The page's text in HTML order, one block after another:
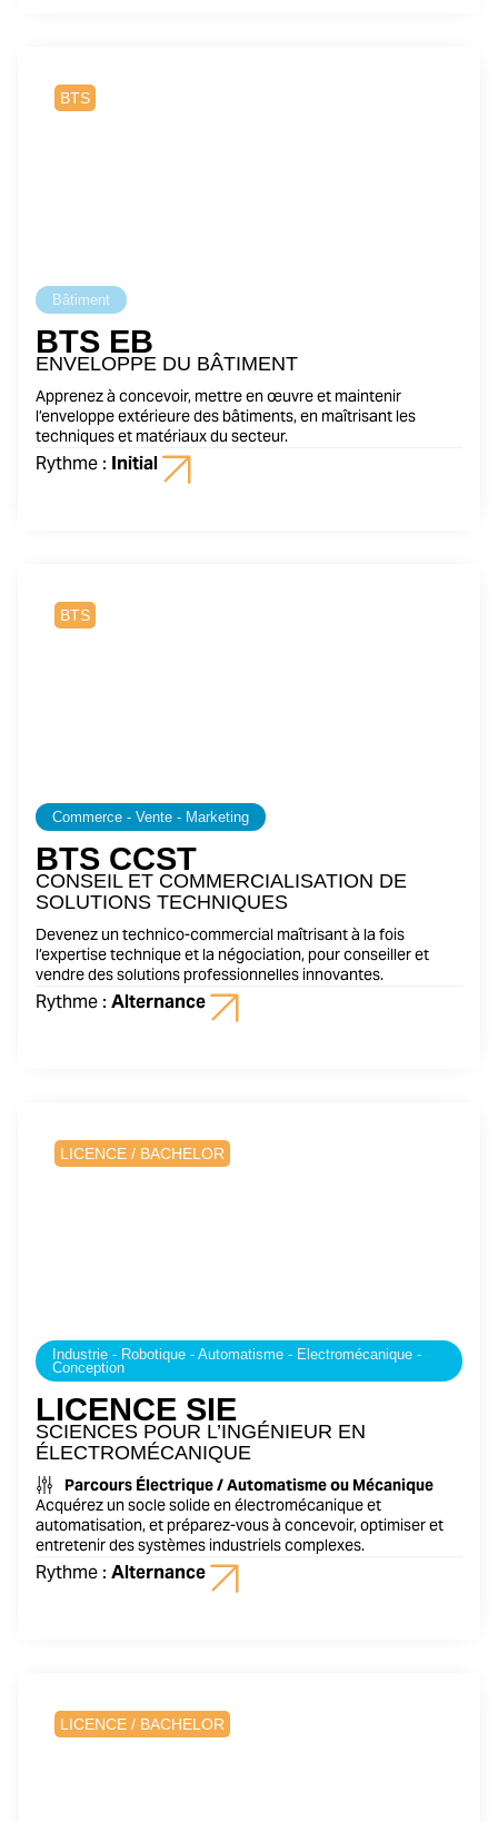
BTS
Bâtiment
BTS EB
ENVELOPPE DU BÂTIMENT
Apprenez à concevoir, mettre en œuvre et maintenir
l’enveloppe extérieure des bâtiments, en maîtrisant les
techniques et matériaux du secteur.
Rythme : Initial
BTS
Commerce - Vente - Marketing
BTS CCST
CONSEIL ET COMMERCIALISATION DE
SOLUTIONS TECHNIQUES
Devenez un technico-commercial maîtrisant à la fois
l’expertise technique et la négociation, pour conseiller et
vendre des solutions professionnelles innovantes.
Rythme : Alternance
LICENCE / BACHELOR
Industrie - Robotique - Automatisme - Electromécanique -
Conception
LICENCE SIE
SCIENCES POUR L’INGÉNIEUR EN
ÉLECTROMÉCANIQUE
Parcours Électrique / Automatisme ou Mécanique
Acquérez un socle solide en électromécanique et
automatisation, et préparez-vous à concevoir, optimiser et
entretenir des systèmes industriels complexes.
Rythme : Alternance
LICENCE / BACHELOR